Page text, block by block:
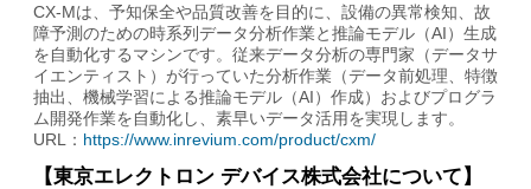
CX-Mは、予知保全や品質改善を目的に、設備の異常検知、故
障予測のための時系列データ分析作業と推論モデル（AI）生成
を自動化するマシンです。従来データ分析の専門家（データサ
イエンティスト）が行っていた分析作業（データ前処理、特徴
抽出、機械学習による推論モデル（AI）作成）およびプログラ
ム開発作業を自動化し、素早いデータ活用を実現します。
URL： https://www.inrevium.com/product/cxm/
【東京エレクトロン デバイス株式会社について】